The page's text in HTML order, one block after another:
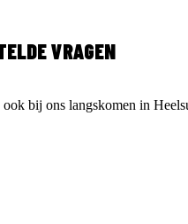
VRAGEN
bij ons langskomen in